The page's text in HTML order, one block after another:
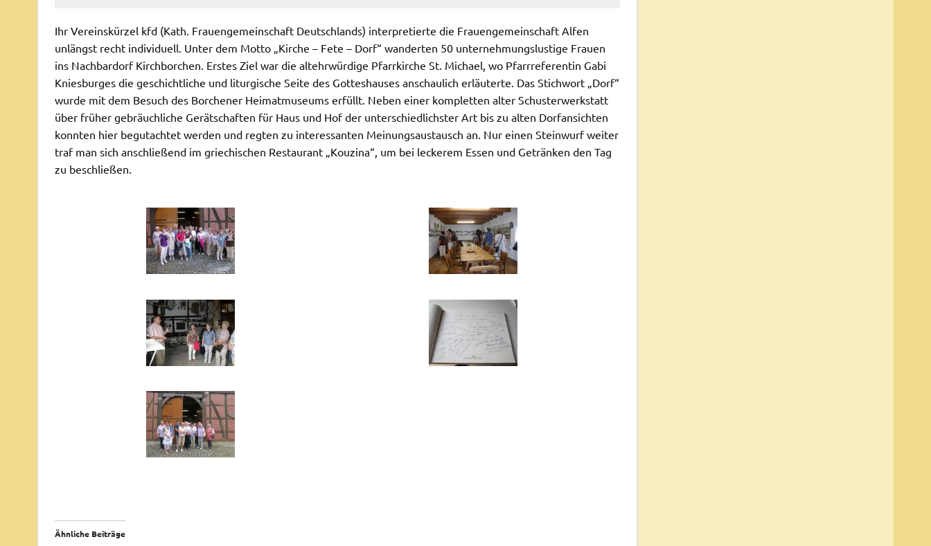
Ihr Vereinskürzel kfd (Kath. Frauengemeinschaft Deutschlands) interpretierte die Frauengemeinschaft Alfen
unlängst recht individuell. Unter dem Motto „Kirche – Fete – Dorf“ wanderten 50 unternehmungslustige Frauen
ins Nachbardorf Kirchborchen. Erstes Ziel war die altehrwürdige Pfarrkirche St. Michael, wo Pfarrreferentin Gabi
Kniesburges die geschichtliche und liturgische Seite des Gotteshauses anschaulich erläuterte. Das Stichwort „Dorf“
wurde mit dem Besuch des Borchener Heimatmuseums erfüllt. Neben einer kompletten alter Schusterwerkstatt
über früher gebräuchliche Gerätschaften für Haus und Hof der unterschiedlichster Art bis zu alten Dorfansichten
konnten hier begutachtet werden und regten zu interessanten Meinungsaustausch an. Nur einen Steinwurf weiter
traf man sich anschließend im griechischen Restaurant „Kouzina“, um bei leckerem Essen und Getränken den Tag
zu beschließen.
Ähnliche Beiträge